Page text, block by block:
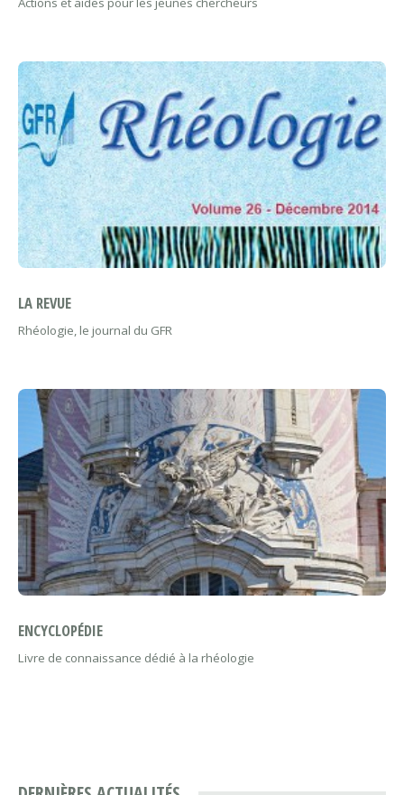
LA REVUE
Rhéologie, le journal du GFR
ENCYCLOPÉDIE
Livre de connaissance dédié à la rhéologie